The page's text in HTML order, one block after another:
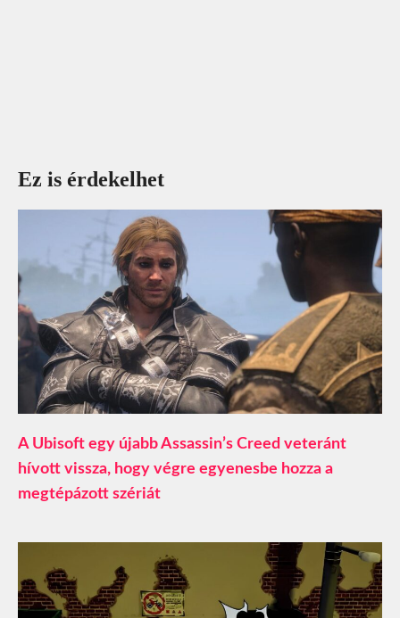
Ez is érdekelhet
A Ubisoft egy újabb Assassin’s Creed veteránt
hívott vissza, hogy végre egyenesbe hozza a
megtépázott szériát